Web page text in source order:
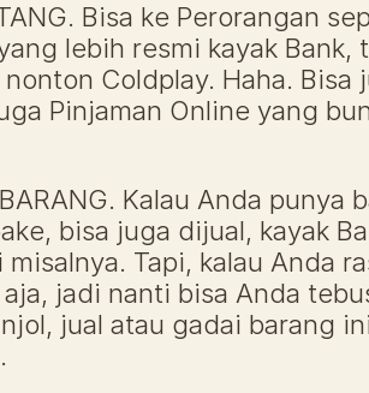
Bisa ke Perorangan
lebih resmi kayak Bank,
Coldplay. Haha. Bisa
Pinjaman Online yang
Kalau Anda punya
bisa juga dijual, kayak
Tapi, kalau Anda
jadi nanti bisa Anda
jual atau gadai barang